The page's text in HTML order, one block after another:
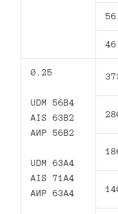
0.25
UDM 56B4
AIS 63B2
АИР 56В2
UDM 63A4
AIS 71A4
АИР 63А4